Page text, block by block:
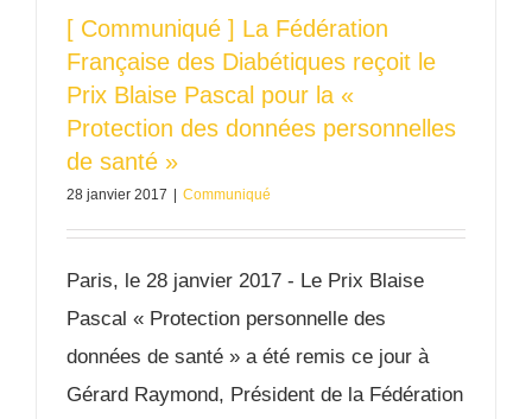
[ Communiqué ] La Fédération
Française des Diabétiques reçoit le
Prix Blaise Pascal pour la «
Protection des données personnelles
de santé »
28 janvier 2017 | Communiqué
Paris, le 28 janvier 2017 - Le Prix Blaise
Pascal « Protection personnelle des
données de santé » a été remis ce jour à
Gérard Raymond, Président de la Fédération